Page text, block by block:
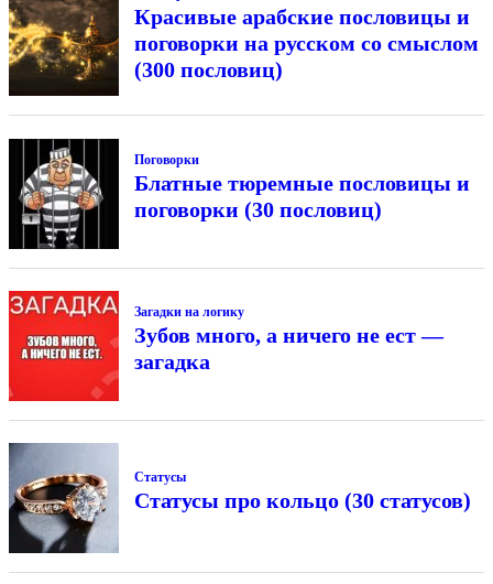
Красивые арабские пословицы и
поговорки на русском со смыслом
(300 пословиц)
Поговорки
Блатные тюремные пословицы и
поговорки (30 пословиц)
Загадки на логику
Зубов много, а ничего не ест —
загадка
Статусы
Статусы про кольцо (30 статусов)